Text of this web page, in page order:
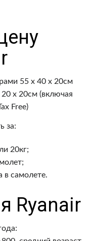
55 x 40 x 20см
x 20см (включая
Free)
за:
20кг;
в самолете.
Ryanair